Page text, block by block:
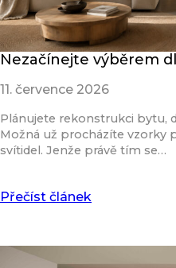
Nezačínejte výběrem
11. července 2026
Plánujete rekonstrukci bytu,
Možná už procházíte vzorky
svítidel. Jenže právě tím se…
Přečíst článek